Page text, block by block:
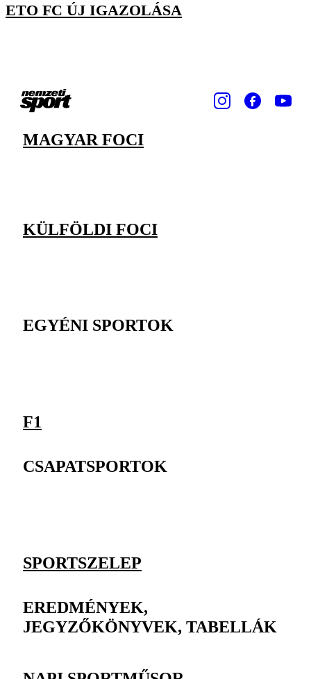
ETO FC ÚJ IGAZOLÁSA
MAGYAR FOCI
KÜLFÖLDI FOCI
EGYÉNI SPORTOK
F1
CSAPATSPORTOK
SPORTSZELEP
EREDMÉNYEK,
JEGYZŐKÖNYVEK, TABELLÁK